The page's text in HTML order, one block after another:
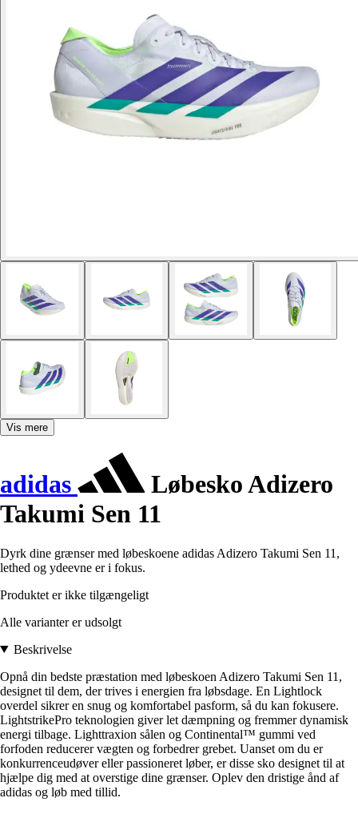
Vis mere
adidas
Løbesko Adizero
Takumi Sen 11
Dyrk dine grænser med løbeskoene adidas Adizero Takumi Sen 11,
lethed og ydeevne er i fokus.
Produktet er ikke tilgængeligt
Alle varianter er udsolgt
Beskrivelse
Opnå din bedste præstation med løbeskoen Adizero Takumi Sen 11,
designet til dem, der trives i energien fra løbsdage. En Lightlock
overdel sikrer en snug og komfortabel pasform, så du kan fokusere.
LightstrikePro teknologien giver let dæmpning og fremmer dynamisk
energi tilbage. Lighttraxion sålen og Continental™ gummi ved
forfoden reducerer vægten og forbedrer grebet. Uanset om du er
konkurrenceudøver eller passioneret løber, er disse sko designet til at
hjælpe dig med at overstige dine grænser. Oplev den dristige ånd af
adidas og løb med tillid.